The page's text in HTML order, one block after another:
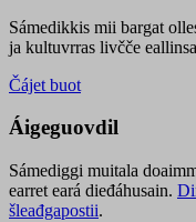
Sámedikkis mii bargat
ja kultuvrras livčče
Čájet buot
Áigeguovdil
Sámediggi muitala
earret eará dieđáhusain.
šleađgapostii.